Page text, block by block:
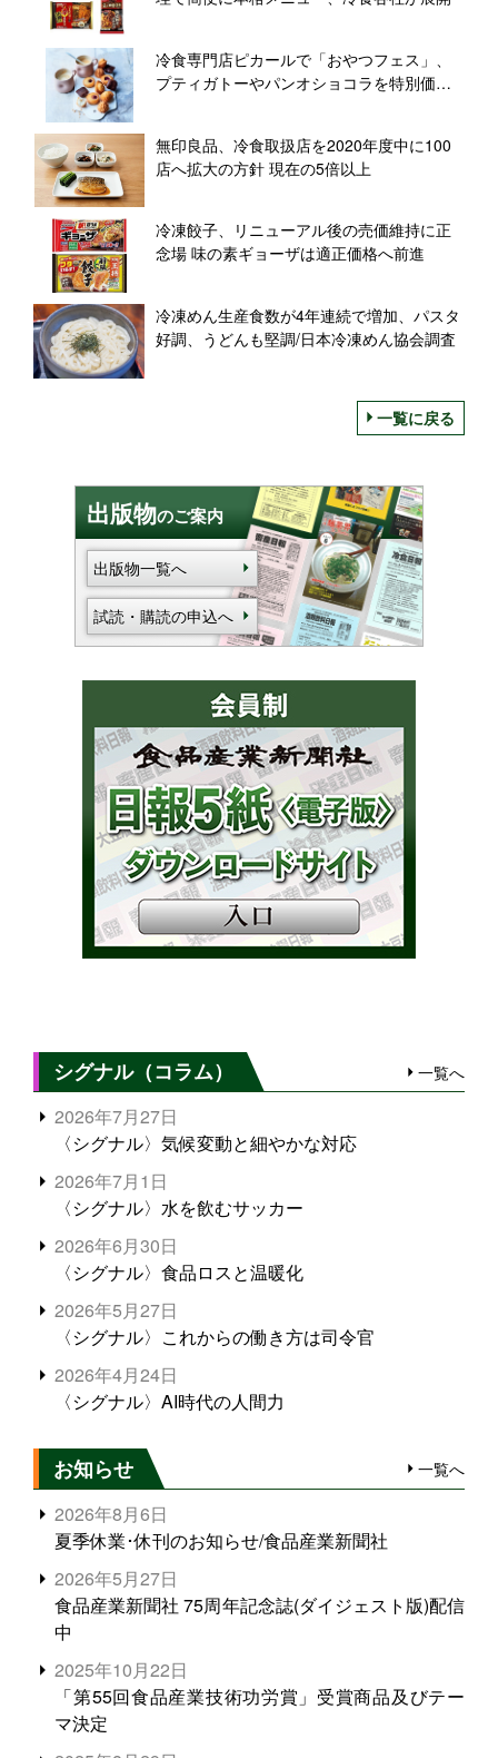
冷食専門店ピカールで「おやつフェス」、
プティガトーやパンオショコラを特別価格
無印良品、冷食取扱店を2020年度中に100
店へ拡大の方針 現在の5倍以上
冷凍餃子、リニューアル後の売価維持に正
念場 味の素ギョーザは適正価格へ前進
冷凍めん生産食数が4年連続で増加、パスタ
好調、うどんも堅調/日本冷凍めん協会調査
一覧に戻る
出版物のご案内
出版物一覧へ
試読・購読の申込へ
シグナル（コラム） 一覧へ
2026年7月27日
〈シグナル〉気候変動と細やかな対応
2026年7月1日
〈シグナル〉水を飲むサッカー
2026年6月30日
〈シグナル〉食品ロスと温暖化
2026年5月27日
〈シグナル〉これからの働き方は司令官
2026年4月24日
〈シグナル〉AI時代の人間力
お知らせ 一覧へ
2026年8月6日
夏季休業･休刊のお知らせ/食品産業新聞社
2026年5月27日
食品産業新聞社 75周年記念誌(ダイジェスト版)配信
中
2025年10月22日
「第55回食品産業技術功労賞」受賞商品及びテー
マ決定